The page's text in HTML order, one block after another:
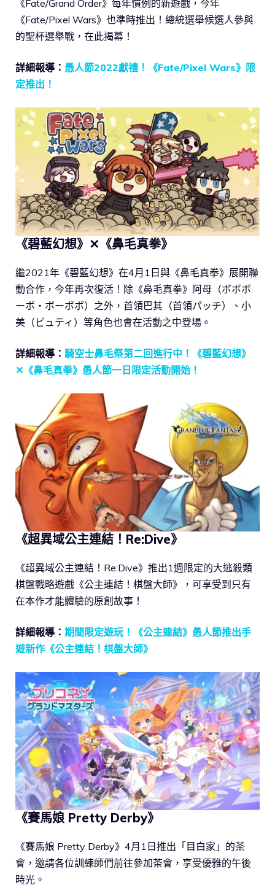
《Fate/Grand Order》每年慣例的新遊戲，今年
《Fate/Pixel Wars》也準時推出！總統選舉候選人參與
的聖杯選舉戰，在此揭幕！
詳細報導： 愚人節2022獻禮！《Fate/Pixel Wars》限
定推出！
《碧藍幻想》✕《鼻毛真拳》
繼2021年《碧藍幻想》在4月1日與《鼻毛真拳》展開聯
動合作，今年再次復活！除《鼻毛真拳》阿母（ボボボ
ーボ・ボーボボ）之外，首領巴其（首領パッチ）、小
美（ビュティ）等角色也會在活動之中登場。
詳細報導： 騎空士鼻毛祭第二回進行中！《碧藍幻想》
✕《鼻毛真拳》愚人節一日限定活動開始！
《超異域公主連結！Re:Dive》
《超異域公主連結！Re:Dive》推出1週限定的大逃殺類
棋盤戰略遊戲《公主連結！棋盤大師》，可享受到只有
在本作才能體驗的原創故事！
詳細報導： 期間限定遊玩！《公主連結》愚人節推出手
遊新作《公主連結！棋盤大師》
《賽馬娘 Pretty Derby》
《賽馬娘 Pretty Derby》4月1日推出「目白家」的茶
會，邀請各位訓練師們前往參加茶會，享受優雅的午後
時光。